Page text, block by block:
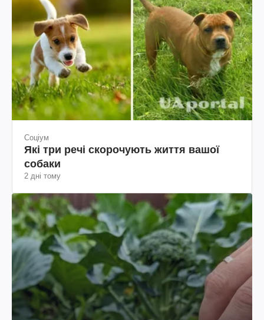
Соціум
Які три речі скорочують життя вашої
собаки
2 дні тому